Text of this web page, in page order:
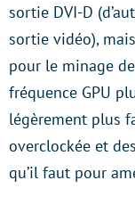
sortie DVI-D
sortie vidéo),
pour le minage
fréquence GPU
légèrement plus
overclockée et
qu’il faut pour